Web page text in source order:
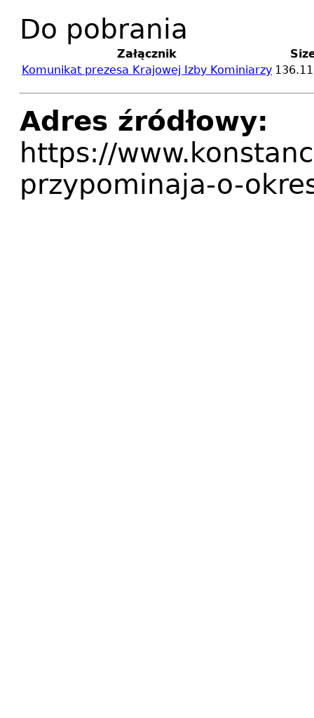
Do pobrania
Załącznik
Komunikat prezesa Krajowej Izby Kominiarzy
Adres źródłowy:
https://
przypominaja-o-